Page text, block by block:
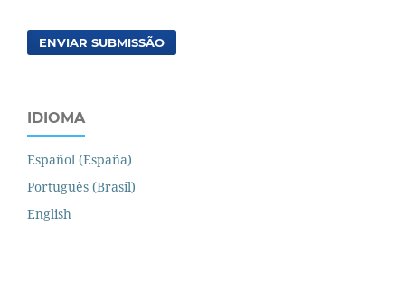
ENVIAR SUBMISSÃO
IDIOMA
Español (España)
Português (Brasil)
English